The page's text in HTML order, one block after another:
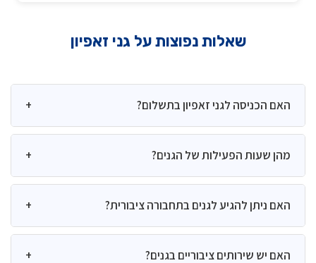
שאלות נפוצות על גני זאפיון
האם הכניסה לגני זאפיון בתשלום?
+
לא, הכניסה לגני זאפיון היא חינם לכל המבקרים. זוהי אחת
האטרקציות היחידות במרכז אתונה שאינה כרוכה בתשלום,
מה שהופך אותה ליעד מושלם למטיילים בתקציב מוגבל.
מהן שעות הפעילות של הגנים?
+
הגנים פתוחים מדי יום בין השעות 07:00 ל-20:00 בחודשי
החורף, ועד 21:00 בחודשי הקיץ (מאי-ספטמבר). עם זאת,
מומלץ לבדוק את השעות המדויקות לפני הביקור, שכן הן
עשויות להשתנות בהתאם לעונה או לאירועים מיוחדים.
האם ניתן להגיע לגנים בתחבורה ציבורית?
+
בהחלט! הגנים ממוקמים במרכז העיר וניתן להגיע אליהם
בקלות:
האם יש שירותים ציבוריים בגנים?
+